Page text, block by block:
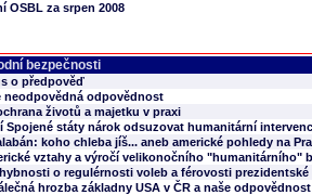
OSBL za srpen 2008
bezpečnosti
o předpověď
neodpovědná odpovědnost
životů a majetku v praxi
Spojené státy nárok odsuzovat humanitární
koho chleba jíš... aneb americké pohledy na
vztahy a výročí velikonočního "humanitárního"
o regulérnosti voleb a férovosti prezidentské
hrozba základny USA v ČR a naše odpovědnost